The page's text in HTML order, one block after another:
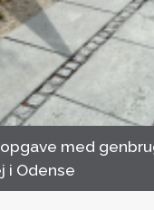
med
i Odense